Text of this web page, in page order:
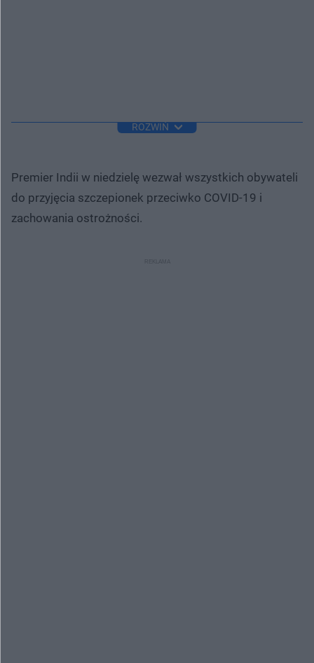
ROZWIŃ
Premier Indii w niedzielę wezwał wszystkich obywateli
do przyjęcia szczepionek przeciwko COVID-19 i
zachowania ostrożności.